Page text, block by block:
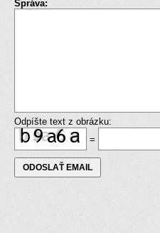
Správa:
Odpíšte text z obrázku:
=